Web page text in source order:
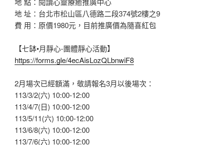
地 址：台北巿松山區八德路二段374號2樓之9
費 用：原價1980元，目前推廣價為隨喜紅包
【七缽•月靜心-團體靜心活動】
https://forms.gle/4ecAisLozQLbnwiF8
2月場次已經額滿，敬請報名3月以後場次：
113/3/2(六) 10:00-12:00
113/4/7(日) 10:00-12:00
113/5/11(六) 10:00-12:00
113/6/8(六) 10:00-12:00
113/7/6(六) 10:00-12:00